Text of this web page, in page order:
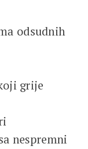
odsudnih
grije
nespremni